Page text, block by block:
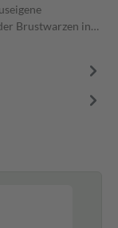
Brustwarzen in…